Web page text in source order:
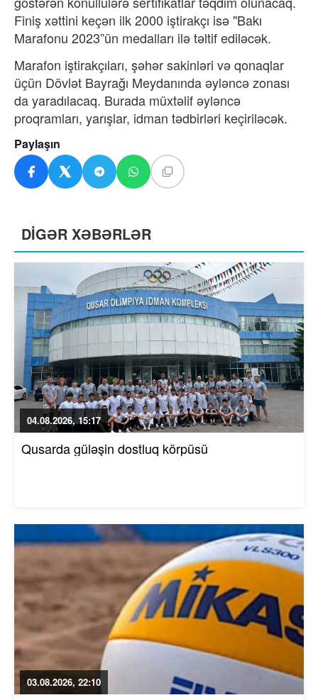
Finiş xəttini keçən ilk 2000 iştirakçı isə "Bakı
Marafonu 2023”ün medalları ilə təltif ediləcək.
Marafon iştirakçıları, şəhər sakinləri və qonaqlar
üçün Dövlət Bayrağı Meydanında əyləncə zonası
da yaradılacaq. Burada müxtəlif əyləncə
proqramları, yarışlar, idman tədbirləri keçiriləcək.
Paylaşın
DİGƏR XƏBƏRLƏR
04.08.2026, 15:17
Qusarda güləşin dostluq körpüsü
03.08.2026, 22:10